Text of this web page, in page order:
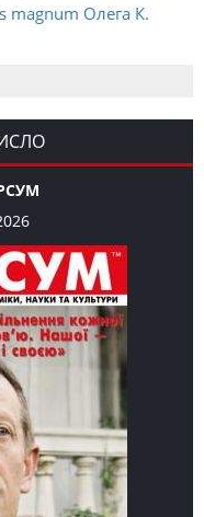
magnum Олега К.
Журавель і синиця
й тактики